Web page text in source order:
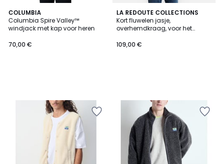
COLUMBIA
Columbia Spire Valley™
windjack met kap voor heren
70,00 €
LA REDOUTE COLLECTIONS
Kort fluwelen jasje,
overhemdkraag, voor het
109,00 €